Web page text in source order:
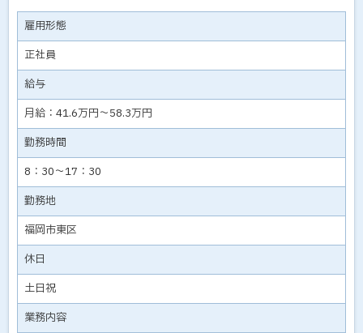
雇用形態
正社員
給与
月給：41.6万円～58.3万円
勤務時間
8：30～17：30
勤務地
福岡市東区
休日
土日祝
業務内容